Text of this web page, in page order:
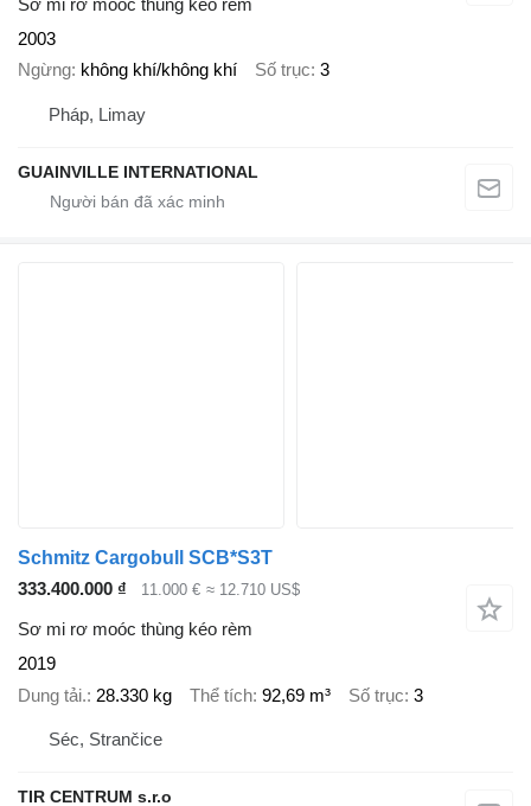
2003
Ngừng không khí/không khí Số trục 3
Pháp, Limay
GUAINVILLE INTERNATIONAL
Schmitz Cargobull SCB*S3T
333.400.000 ₫
11.000 € ≈ 12.710 US$
Sơ mi rơ moóc thùng kéo rèm
2019
Dung tải. 28.330 kg Thể tích 92,69 m³ Số trục 3
Séc, Strančice
TIR CENTRUM s.r.o